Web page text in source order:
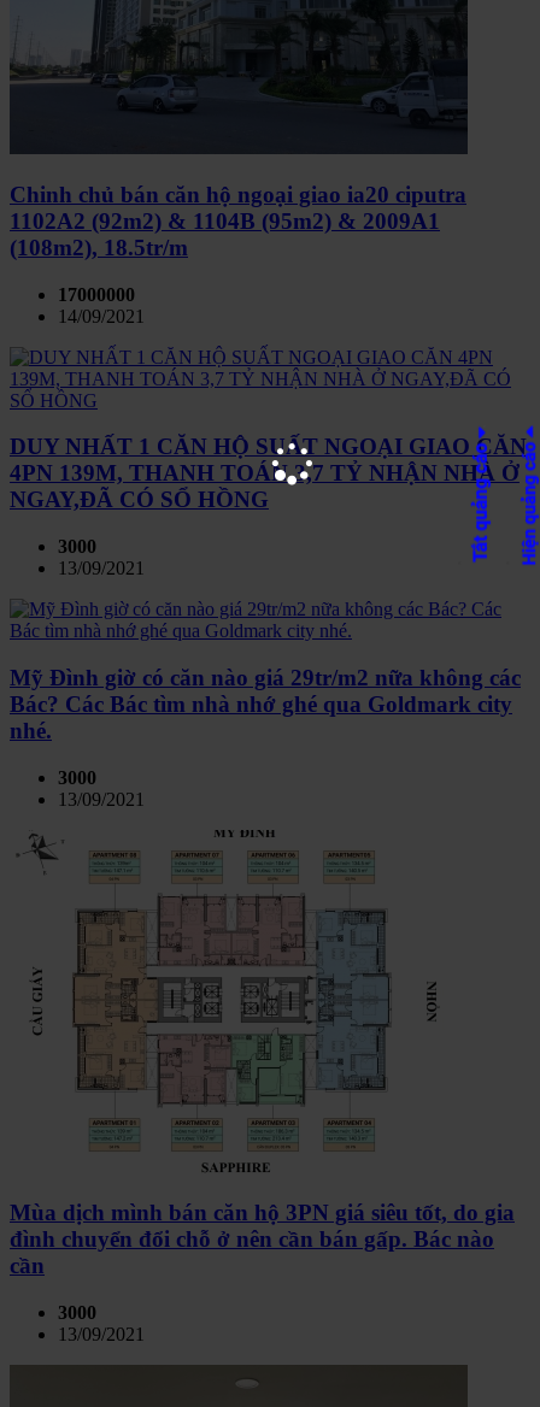
Chinh chủ bán căn hộ ngoại giao ia20 ciputra
1102A2 (92m2) & 1104B (95m2) & 2009A1
(108m2), 18.5tr/m
17000000
14/09/2021
DUY NHẤT 1 CĂN HỘ SUẤT NGOẠI GIAO CĂN
4PN 139M, THANH TOÁN 3,7 TỶ NHẬN NHÀ Ở
NGAY,ĐÃ CÓ SỔ HỒNG
3000
13/09/2021
Mỹ Đình giờ có căn nào giá 29tr/m2 nữa không các
Bác? Các Bác tìm nhà nhớ ghé qua Goldmark city
nhé.
3000
13/09/2021
Mùa dịch mình bán căn hộ 3PN giá siêu tốt, do gia
đình chuyển đổi chỗ ở nên cần bán gấp. Bác nào
cần
3000
13/09/2021